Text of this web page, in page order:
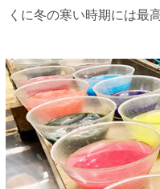
くに冬の寒い時期には最